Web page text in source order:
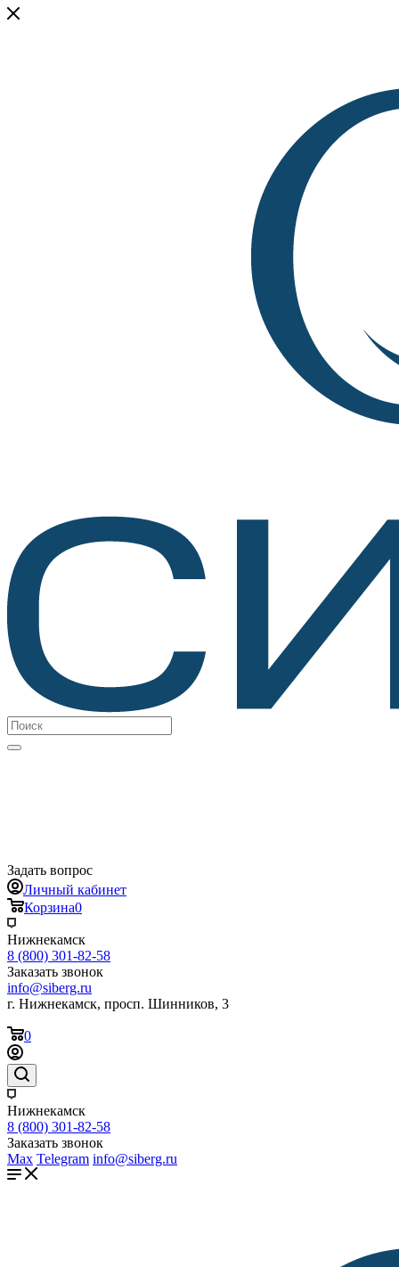
Задать вопрос
Личный кабинет
Корзина0
Нижнекамск
8 (800) 301-82-58
Заказать звонок
info@siberg.ru
г. Нижнекамск, просп. Шинников, 3
0
Нижнекамск
8 (800) 301-82-58
Заказать звонок
Max Telegram info@siberg.ru